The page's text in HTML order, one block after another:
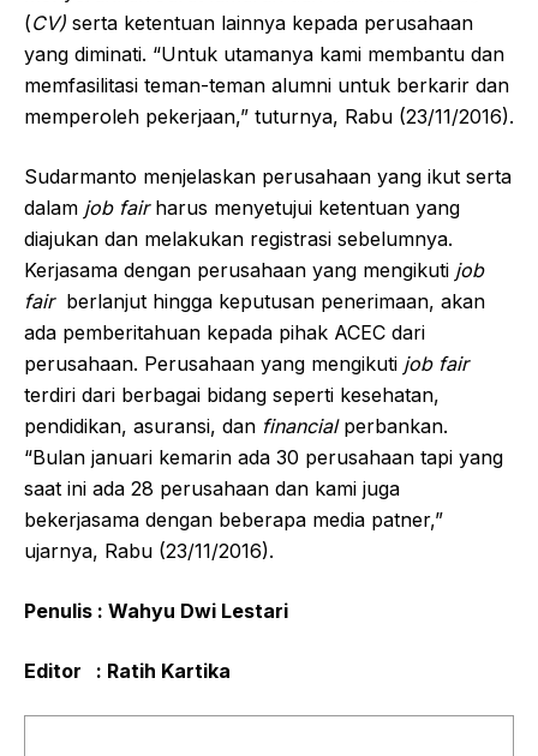
(CV) serta ketentuan lainnya kepada perusahaan
yang diminati. “Untuk utamanya kami membantu dan
memfasilitasi teman-teman alumni untuk berkarir dan
memperoleh pekerjaan,” tuturnya, Rabu (23/11/2016).
Sudarmanto menjelaskan perusahaan yang ikut serta
dalam job fairharus menyetujui ketentuan yang
diajukan dan melakukan registrasi sebelumnya.
Kerjasama dengan perusahaan yang mengikuti job
fairberlanjut hingga keputusan penerimaan, akan
ada pemberitahuan kepada pihak ACEC dari
perusahaan. Perusahaan yang mengikuti job fair
terdiri dari berbagai bidang seperti kesehatan,
pendidikan, asuransi, dan financialperbankan.
“Bulan januari kemarin ada 30 perusahaan tapi yang
saat ini ada 28 perusahaan dan kami juga
bekerjasama dengan beberapa media patner,”
ujarnya, Rabu (23/11/2016).
Penulis : Wahyu Dwi Lestari
Editor : Ratih Kartika